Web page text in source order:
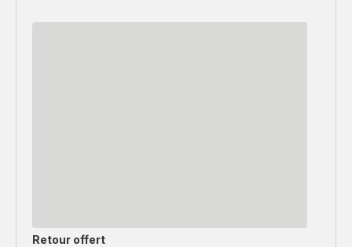
Retour offert